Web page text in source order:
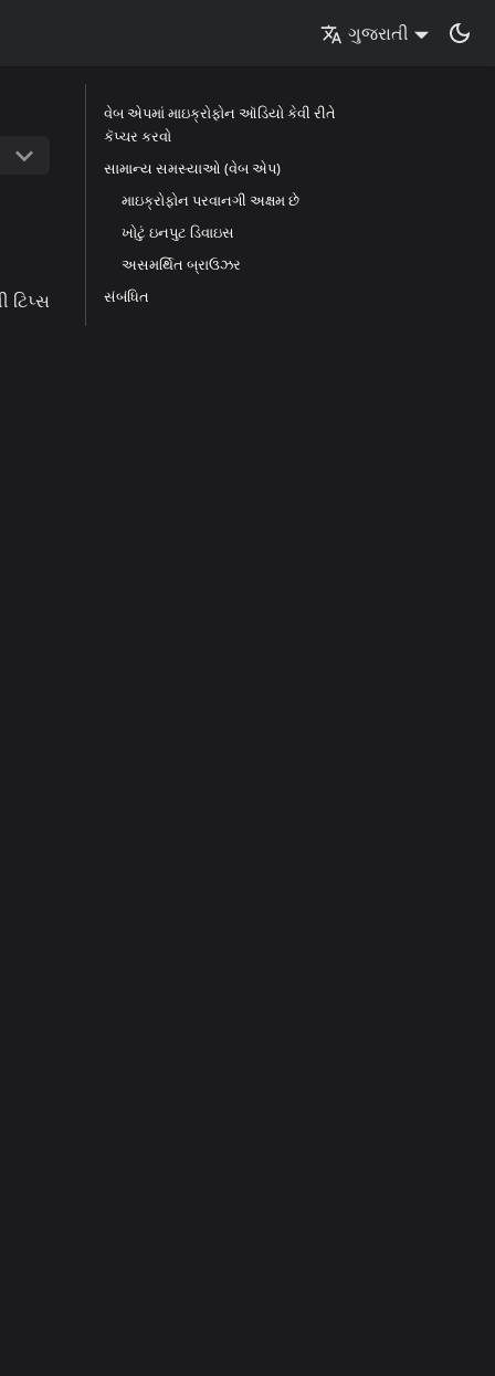
ગુજરાતી
ટિપ્સ
વેબ એપમાં માઇક્રોફોન ઑડિયો કેવી રીતે
કૅપ્ચર કરવો
સામાન્ય સમસ્યાઓ (વેબ એપ)
માઇક્રોફોન પરવાનગી અક્ષમ છે
ખોટું ઇનપુટ ડિવાઇસ
અસમર્થિત બ્રાઉઝર
સંબંધિત